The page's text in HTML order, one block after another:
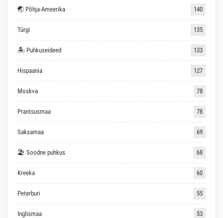
🌏 Põhja-Ameerika 140
Türgi 135
🏝 Puhkuseideed 133
Hispaania 127
Moskva 78
Prantsusmaa 78
Saksamaa 69
🏖 Soodne puhkus 68
Kreeka 60
Peterburi 55
Inglismaa 53